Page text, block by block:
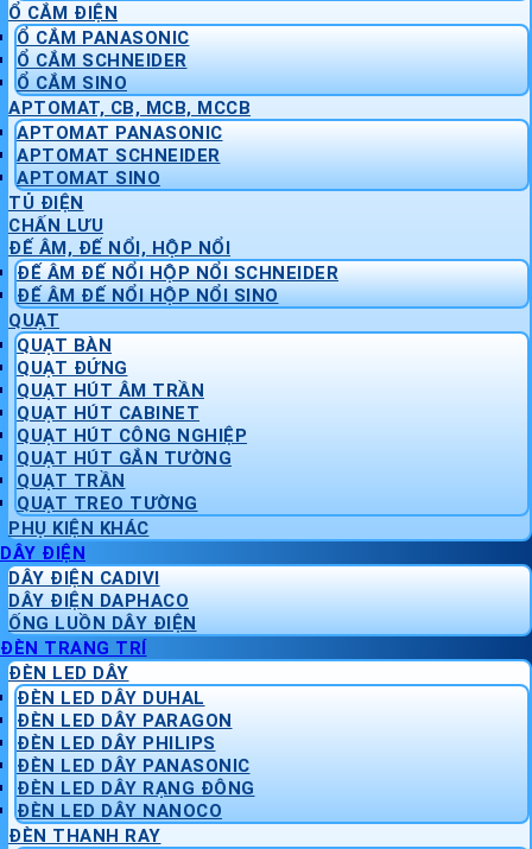
Ổ CẮM ĐIỆN
Ổ CẮM PANASONIC
Ổ CẮM SCHNEIDER
Ổ CẮM SINO
APTOMAT, CB, MCB, MCCB
APTOMAT PANASONIC
APTOMAT SCHNEIDER
APTOMAT SINO
TỦ ĐIỆN
CHẤN LƯU
ĐẾ ÂM, ĐẾ NỔI, HỘP NỔI
ĐẾ ÂM ĐẾ NỔI HỘP NỔI SCHNEIDER
ĐẾ ÂM ĐẾ NỔI HỘP NỔI SINO
QUẠT
QUẠT BÀN
QUẠT ĐỨNG
QUẠT HÚT ÂM TRẦN
QUẠT HÚT CABINET
QUẠT HÚT CÔNG NGHIỆP
QUẠT HÚT GẮN TƯỜNG
QUẠT TRẦN
QUẠT TREO TƯỜNG
PHỤ KIỆN KHÁC
DÂY ĐIỆN
DÂY ĐIỆN CADIVI
DÂY ĐIỆN DAPHACO
ỐNG LUỒN DÂY ĐIỆN
ĐÈN TRANG TRÍ
ĐÈN LED DÂY
ĐÈN LED DÂY DUHAL
ĐÈN LED DÂY PARAGON
ĐÈN LED DÂY PHILIPS
ĐÈN LED DÂY PANASONIC
ĐÈN LED DÂY RẠNG ĐÔNG
ĐÈN LED DÂY NANOCO
ĐÈN THANH RAY